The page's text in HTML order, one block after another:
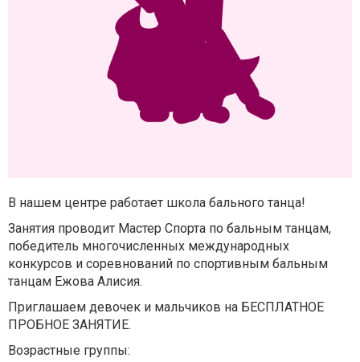
В нашем центре работает школа бального танца!
Занятия проводит Мастер Спорта по бальным танцам,
победитель многочисленных международных
конкурсов и соревнований по спортивным бальным
танцам Ежова Алисия.
Приглашаем девочек и мальчиков на БЕСПЛАТНОЕ
ПРОБНОЕ ЗАНЯТИЕ.
Возрастные группы: